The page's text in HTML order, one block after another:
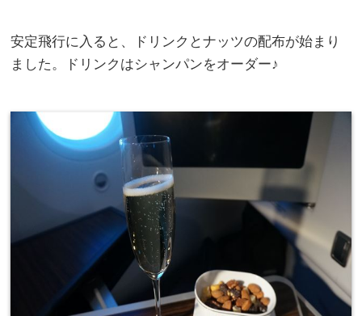
安定飛行に入ると、ドリンクとナッツの配布が始まり
ました。ドリンクはシャンパンをオーダー♪